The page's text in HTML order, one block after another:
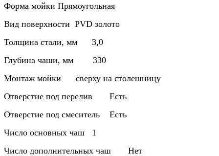
Форма мойки Прямоугольная
Вид поверхности PVD золото
Толщина стали, мм 3,0
Глубина чаши, мм 330
Монтаж мойки сверху на столешницу
Отверстие под перелив Есть
Отверстие под смеситель Есть
Число основных чаш 1
Число дополнительных чаш Нет